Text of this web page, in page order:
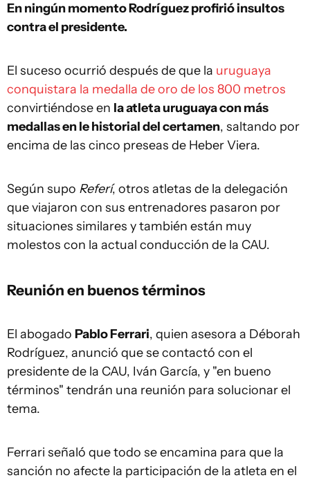
En ningún momento Rodríguez profirió insultos
contra el presidente.
El suceso ocurrió después de que la uruguaya
conquistara la medalla de oro de los 800 metros
convirtiéndose en la atleta uruguaya con más
medallas en le historial del certamen, saltando por
encima de las cinco preseas de Heber Viera.
Según supo Referí, otros atletas de la delegación
que viajaron con sus entrenadores pasaron por
situaciones similares y también están muy
molestos con la actual conducción de la CAU.
Reunión en buenos términos
El abogado Pablo Ferrari, quien asesora a Déborah
Rodríguez, anunció que se contactó con el
presidente de la CAU, Iván García, y "en bueno
términos" tendrán una reunión para solucionar el
tema.
Ferrari señaló que todo se encamina para que la
sanción no afecte la participación de la atleta en el